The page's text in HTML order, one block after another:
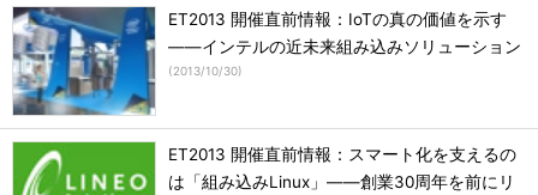
ET2013 開催直前情報：IoTの真の価値を示す
――インテルの近未来組み込みソリューション
(2013/10/30)
ET2013 開催直前情報：スマート化を支えるの
は「組み込みLinux」――創業30周年を前にリ